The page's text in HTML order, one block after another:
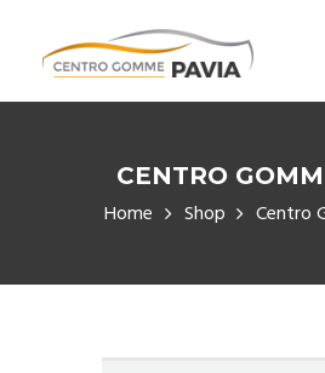
CENTRO
Home Shop Centro